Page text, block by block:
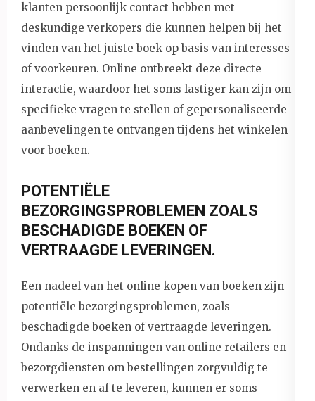
klanten persoonlijk contact hebben met
deskundige verkopers die kunnen helpen bij het
vinden van het juiste boek op basis van interesses
of voorkeuren. Online ontbreekt deze directe
interactie, waardoor het soms lastiger kan zijn om
specifieke vragen te stellen of gepersonaliseerde
aanbevelingen te ontvangen tijdens het winkelen
voor boeken.
POTENTIËLE
BEZORGINGSPROBLEMEN ZOALS
BESCHADIGDE BOEKEN OF
VERTRAAGDE LEVERINGEN.
Een nadeel van het online kopen van boeken zijn
potentiële bezorgingsproblemen, zoals
beschadigde boeken of vertraagde leveringen.
Ondanks de inspanningen van online retailers en
bezorgdiensten om bestellingen zorgvuldig te
verwerken en af te leveren, kunnen er soms